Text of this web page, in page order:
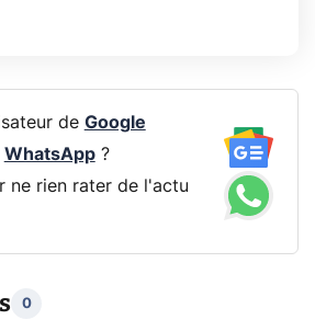
de Google
WhatsApp?
ne rien rater de l'actu
0